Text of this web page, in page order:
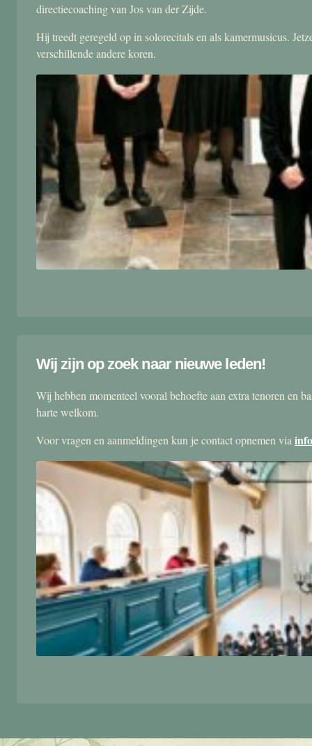
directiecoaching van Jos van der Zijde.
Hij treedt geregeld op in solorecitals en als kamermusicus.
verschillende andere koren.
Wij zijn op zoek naar nieuwe leden!
Wij hebben momenteel vooral behoefte aan extra tenoren en
harte welkom.
Voor vragen en aanmeldingen kun je contact opnemen via